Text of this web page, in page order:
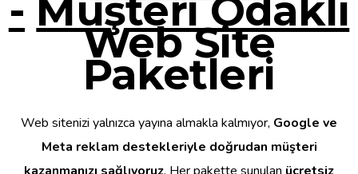
- Müşteri Odaklı
Web Site
Paketleri
Web sitenizi yalnızca yayına almakla kalmıyor, Google ve
Meta reklam destekleriyle doğrudan müşteri
kazanmanızı sağlıyoruz. Her pakette sunulan ücretsiz